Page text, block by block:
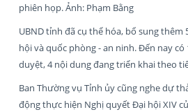
phiên họp. Ảnh: Phạm Bằng
UBND tỉnh đã cụ thể hóa, bổ sung thêm
hội và quốc phòng - an ninh. Đến nay
duyệt, 4 nội dung đang triển khai theo
Ban Thường vụ Tỉnh ủy cũng nghe dự
động thực hiện Nghị quyết Đại hội XIV